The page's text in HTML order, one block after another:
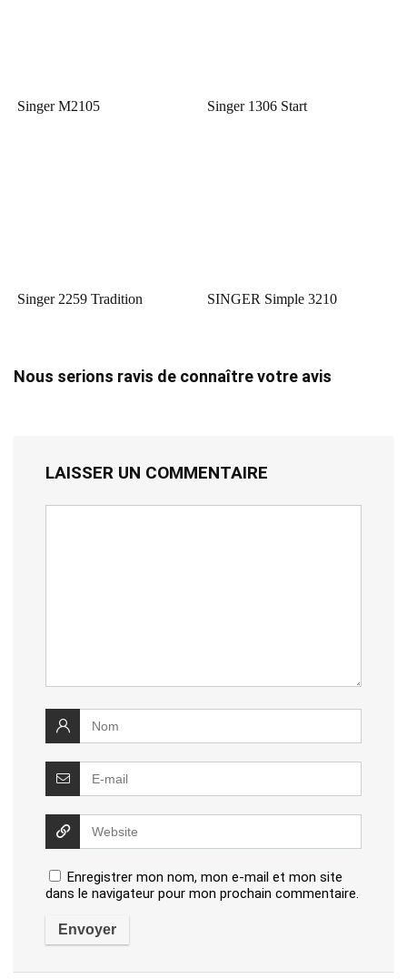
Singer M2105 Singer 1306 Start
Singer 2259 Tradition SINGER Simple 3210
Nous serions ravis de connaître votre avis
LAISSER UN COMMENTAIRE
Enregistrer mon nom, mon e-mail et mon site
dans le navigateur pour mon prochain commentaire.